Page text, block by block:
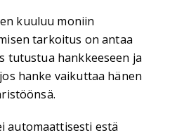
kuuluu moniin
tarkoitus on antaa
tutustua hankkeeseen ja
hanke vaikuttaa hänen
automaattisesti estä